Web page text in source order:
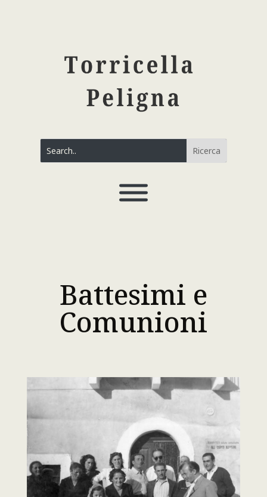
Battesimi e
Comunioni